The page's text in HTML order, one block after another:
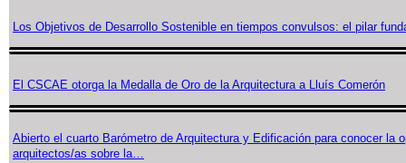
Los Objetivos de Desarrollo Sostenible en tiempos convulsos: el pilar
El CSCAE otorga la Medalla de Oro de la Arquitectura a Lluís Comerón
Abierto el cuarto Barómetro de Arquitectura y Edificación para conocer la
arquitectos/as sobre la…